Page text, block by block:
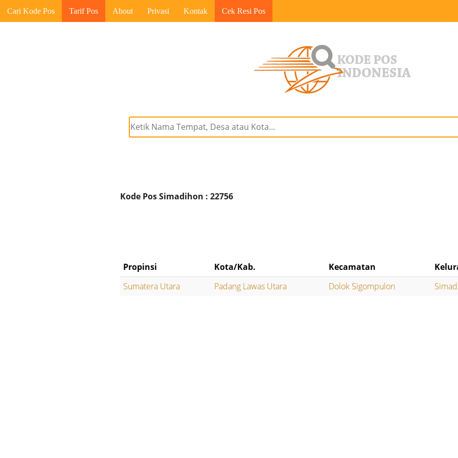
Cari Kode Pos Tarif Pos About Privasi Kontak Cek Resi Pos
Kode Pos Simadihon : 22756
Propinsi Kota/Kab. Kecamatan
Sumatera Utara
Padang Lawas Utara Dolok Sigompulon